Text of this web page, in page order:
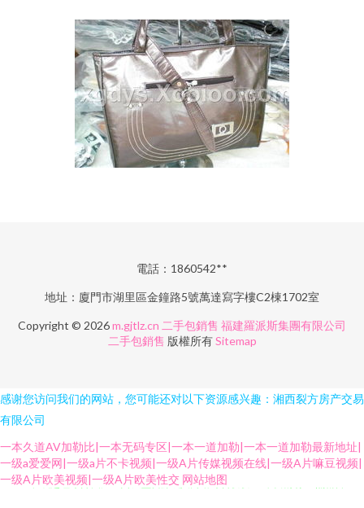
電話：1860542**
地址：廈門市湖里區金鐘路5號萬達寫字樓C2棟1702室
Copyright © 2026m.gjtlz.cn 二手包銷售 福建羅派斯集團有限公司
二手包銷售 版權所有Sitemap
感谢您访问我们的网站，您可能还对以下资源感兴趣：湘西裂方房产交易
有限公司
一本久道AV加勒比|一本无码专区|一本一道加勒|一本一道加勒最新地址|
一级a爱爱网|一级a片不卡视频|一级A片传媒视频在线|一级A片嘛豆视频|
一级A片欧美视频|一级A片欧美性交 网站地图
97在线超碰综合 国产二页 天堂资源成人网站 综合爱爱 91午夜剧场 99热精偷